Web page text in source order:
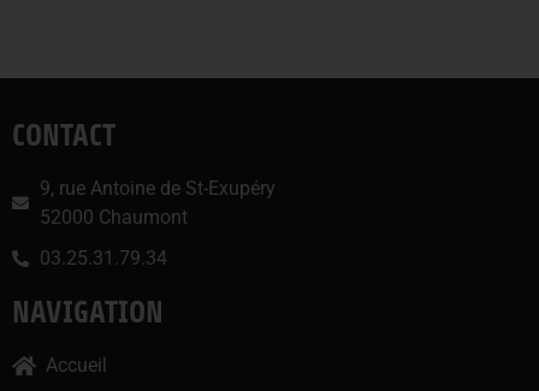
CONTACT
9, rue Antoine de St-Exupéry
52000 Chaumont
03.25.31.79.34
NAVIGATION
Accueil